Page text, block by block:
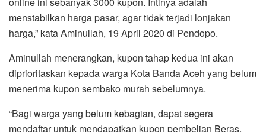
menstabilkan harga pasar, agar tidak terjadi lonjakan
harga,” kata Aminullah, 19 April 2020 di Pendopo.
Aminullah menerangkan, kupon tahap kedua ini akan
diprioritaskan kepada warga Kota Banda Aceh yang belum
menerima kupon sembako murah sebelumnya.
“Bagi warga yang belum kebagian, dapat segera
mendaftar untuk mendapatkan kupon pembelian Beras,